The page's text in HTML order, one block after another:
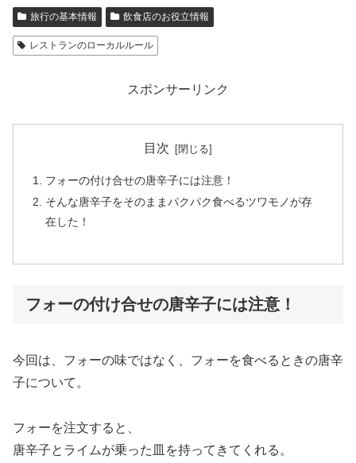
旅行の基本情報 飲食店のお役立情報
レストランのローカルルール
スポンサーリンク
目次
フォーの付け合せの唐辛子には注意！
そんな唐辛子をそのままパクパク食べるツワモノが存
在した！
フォーの付け合せの唐辛子には注意！
今回は、フォーの味ではなく、フォーを食べるときの唐辛
子について。
フォーを注文すると、
唐辛子とライムが乗った皿を持ってきてくれる。